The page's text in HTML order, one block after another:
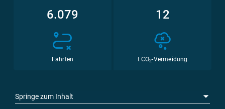
6.079
Fahrten
12
t CO2-Vermeidung
Springe zum Inhalt